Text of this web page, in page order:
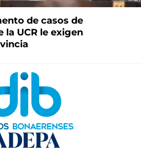
de casos de
la UCR le exigen